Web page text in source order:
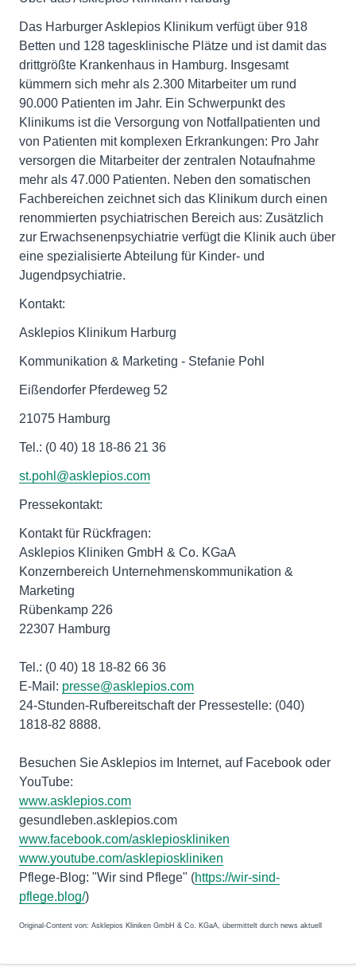
Das Harburger Asklepios Klinikum verfügt über 918
Betten und 128 tagesklinische Plätze und ist damit das
drittgrößte Krankenhaus in Hamburg. Insgesamt
kümmern sich mehr als 2.300 Mitarbeiter um rund
90.000 Patienten im Jahr. Ein Schwerpunkt des
Klinikums ist die Versorgung von Notfallpatienten und
von Patienten mit komplexen Erkrankungen: Pro Jahr
versorgen die Mitarbeiter der zentralen Notaufnahme
mehr als 47.000 Patienten. Neben den somatischen
Fachbereichen zeichnet sich das Klinikum durch einen
renommierten psychiatrischen Bereich aus: Zusätzlich
zur Erwachsenenpsychiatrie verfügt die Klinik auch über
eine spezialisierte Abteilung für Kinder- und
Jugendpsychiatrie.
Kontakt:
Asklepios Klinikum Harburg
Kommunikation & Marketing - Stefanie Pohl
Eißendorfer Pferdeweg 52
21075 Hamburg
Tel.: (0 40) 18 18-86 21 36
st.pohl@asklepios.com
Pressekontakt:
Kontakt für Rückfragen:
Asklepios Kliniken GmbH & Co. KGaA
Konzernbereich Unternehmenskommunikation &
Marketing
Rübenkamp 226
22307 Hamburg
Tel.: (0 40) 18 18-82 66 36
E-Mail: presse@asklepios.com
24-Stunden-Rufbereitschaft der Pressestelle: (040)
1818-82 8888.
Besuchen Sie Asklepios im Internet, auf Facebook oder
YouTube:
www.asklepios.com
gesundleben.asklepios.com
www.facebook.com/asklepioskliniken
www.youtube.com/asklepioskliniken
Pflege-Blog: "Wir sind Pflege" (https://wir-sind-
pflege.blog/)
Original-Content von: Asklepios Kliniken GmbH & Co. KGaA, übermittelt durch news aktuell